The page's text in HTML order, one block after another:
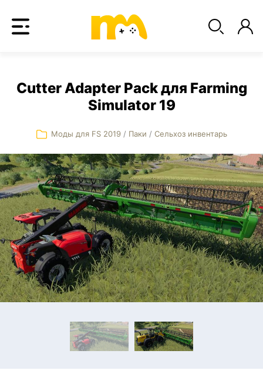
Cutter Adapter Pack для Farming
Simulator 19
Моды для FS 2019/ Паки / Сельхоз инвентарь